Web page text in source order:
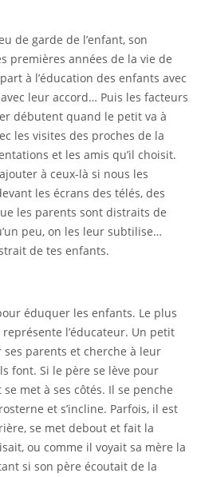
de garde de l’enfant, son
premières années de la vie de
à l’éducation des enfants avec
leur accord… Puis les facteurs
débutent quand le petit va à
les visites des proches de la
et les amis qu’il choisit.
à ceux-là si nous les
les écrans des télés, des
les parents sont distraits de
peu, on les leur subtilise…
de tes enfants.
éduquer les enfants. Le plus
l’éducateur. Un petit
parents et cherche à leur
font. Si le père se lève pour
met à ses côtés. Il se penche
et s’incline. Parfois, il est
se met debout et fait la
ou comme il voyait sa mère la
si son père écoutait de la